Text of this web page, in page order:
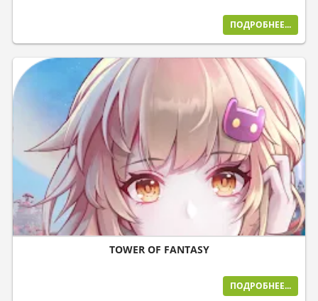
ПОДРОБНЕЕ...
TOWER OF FANTASY
ПОДРОБНЕЕ...